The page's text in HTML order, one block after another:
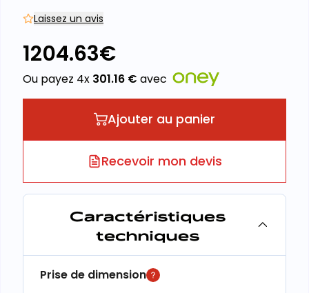
Laissez un avis
1204.63€
Ou payez 4x 301.16 € avec
Ajouter au panier
Recevoir mon devis
Caractéristiques
techniques
Prise de dimension